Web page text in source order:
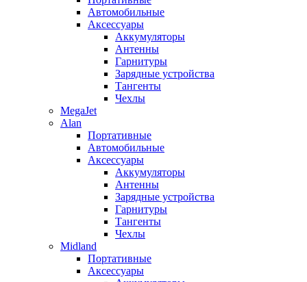
Автомобильные
Аксессуары
Аккумуляторы
Антенны
Гарнитуры
Зарядные устройства
Тангенты
Чехлы
MegaJet
Alan
Портативные
Автомобильные
Аксессуары
Аккумуляторы
Антенны
Зарядные устройства
Гарнитуры
Тангенты
Чехлы
Midland
Портативные
Аксессуары